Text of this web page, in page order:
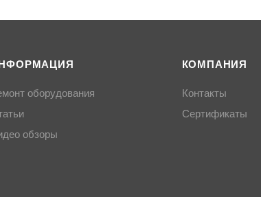
оборудования
обзоры
КОМПАНИЯ
Контакты
Сертификаты